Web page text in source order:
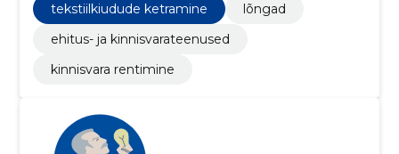
tekstiilkiudude ketramine
lõngad
ehitus- ja kinnisvarateenused
kinnisvara rentimine